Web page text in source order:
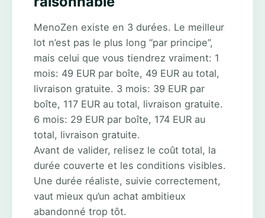
MenoZen existe en 3 durées. Le meilleur
lot n’est pas le plus long “par principe”,
mais celui que vous tiendrez vraiment: 1
mois: 49 EUR par boîte, 49 EUR au total,
livraison gratuite. 3 mois: 39 EUR par
boîte, 117 EUR au total, livraison gratuite.
6 mois: 29 EUR par boîte, 174 EUR au
total, livraison gratuite.
Avant de valider, relisez le coût total, la
durée couverte et les conditions visibles.
Une durée réaliste, suivie correctement,
vaut mieux qu’un achat ambitieux
abandonné trop tôt.